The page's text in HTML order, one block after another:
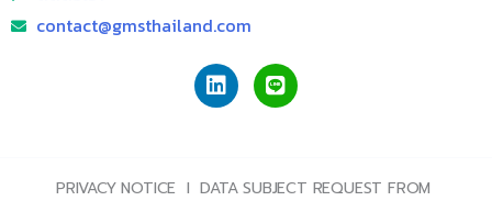
contact@gmsthailand.com
PRIVACY NOTICE l DATA SUBJECT REQUEST FROM